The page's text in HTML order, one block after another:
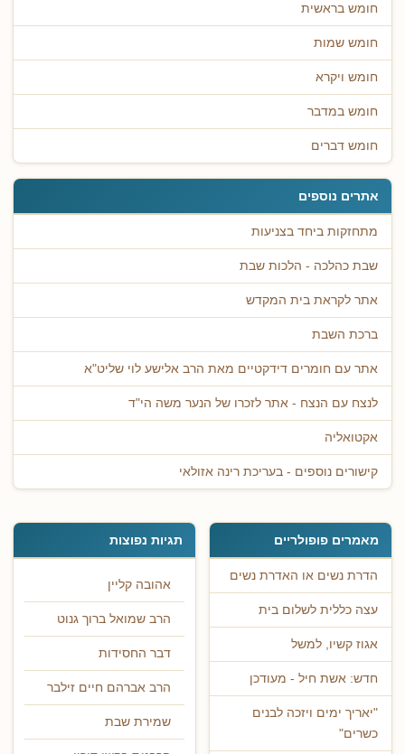
חומש בראשית
חומש שמות
חומש ויקרא
חומש במדבר
חומש דברים
אתרים נוספים
מתחזקות ביחד בצניעות
שבת כהלכה - הלכות שבת
אתר לקראת בית המקדש
ברכת השבת
אתר עם חומרים דידקטיים מאת הרב אלישע לוי שליט"א
לנצח עם הנצח - אתר לזכרו של הנער משה הי"ד
אקטואליה
קישורים נוספים - בעריכת רינה אזולאי
מאמרים פופולריים
הדרת נשים או האדרת נשים
עצה כללית לשלום בית
אגוז קשיו, למשל
חדש: אשת חיל - מעודכן
"יאריך ימים ויזכה לבנים
כשרים"
תגיות נפוצות
אהובה קליין
הרב שמואל ברוך גנוט
דבר החסידות
הרב אברהם חיים זילבר
שמירת שבת